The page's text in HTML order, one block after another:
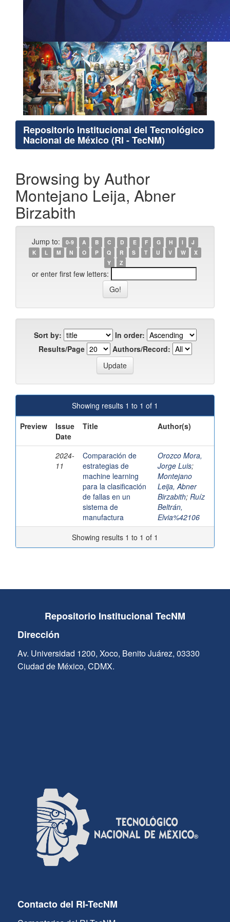
Repositorio Institucional del Tecnológico
Nacional de México (RI - TecNM)
Browsing by Author
Montejano Leija, Abner
Birzabith
Jump to: 0-9 A B C D E F G H I
J
K
L M N O P Q R S T U V W
X
Y
Z
or enter first few letters:
Sort by:
In order:
Results/Page
Authors/Record:
Showing results 1 to 1 of 1
Preview
Issue
Date
Title Author(s)
2024-
11
Comparación de
estrategias de
machine learning
para la clasificación
de fallas en un
sistema de
manufactura
Orozco Mora,
Jorge Luis;
Montejano
Leija, Abner
Birzabith; Ruíz
Beltrán,
Elvia%42106
Showing results 1 to 1 of 1
Repositorio Institucional TecNM
Dirección
Av. Universidad 1200, Xoco, Benito Juárez, 03330
Ciudad de México, CDMX.
Contacto del RI-TecNM